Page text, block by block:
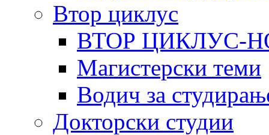
Втор циклус
ВТОР ЦИКЛУС-
Магистерски теми
Водич за
Докторски студии